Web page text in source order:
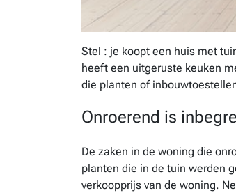
Stel : je koopt een huis met
heeft een uitgeruste keuken
die planten of
Onroerend is
De zaken in de woning die
planten die in de tuin werden
verkoopprijs van de woning.